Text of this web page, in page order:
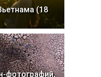
(18
фотографий,